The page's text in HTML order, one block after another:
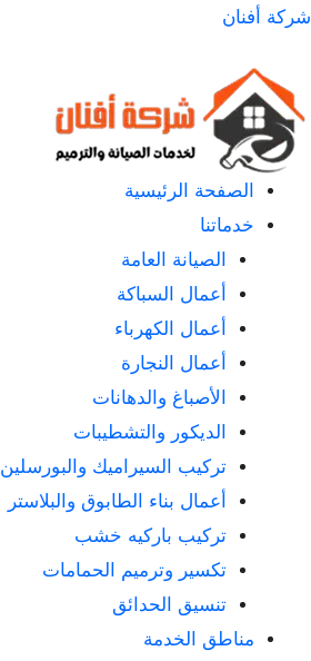
التجاوز
المحتوى
شركة أفنان
الصفحة الرئيسية
خدماتنا
الصيانة العامة
أعمال السباكة
أعمال الكهرباء
أعمال النجارة
الأصباغ والدهانات
الديكور والتشطيبات
تركيب السيراميك والبورسلين
أعمال بناء الطابوق والبلاستر
تركيب باركيه خشب
تكسير وترميم الحمامات
تنسيق الحدائق
مناطق الخدمة